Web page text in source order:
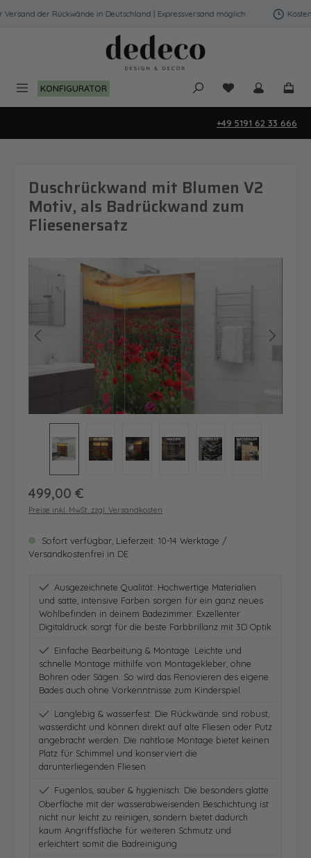
Zum Hauptinhalt springen
der Rückwände in Deutschland | Expressversand möglich
KONFIGURATOR Du hast 0
+49 5191 62 33 666
Duschrückwand mit Blumen V2
Motiv, als Badrückwand zum
Fliesenersatz
Bildergalerie überspringen
Regulärer Preis:
499,00 €
Preise inkl. MwSt. zzgl. Versandkosten
Sofort verfügbar, Lieferzeit: 10-14 Werktage /
Versandkostenfrei in DE
Ausgezeichnete Qualität: Hochwertige Materialien
und satte, intensive Farben sorgen für ein ganz neues
Wohlbefinden in deinem Badezimmer. Exzellenter
Digitaldruck sorgt für die beste Farbbrillanz mit 3D Optik
Einfache Bearbeitung & Montage: Leichte und
schnelle Montage mithilfe von Montagekleber, ohne
Bohren oder Sägen. So wird das Renovieren des eigene
Bades auch ohne Vorkenntnisse zum Kinderspiel.
Langlebig & wasserfest: Die Rückwände sind robust,
wasserdicht und können direkt auf alte Fliesen oder Putz
angebracht werden. Die nahtlose Montage bietet keinen
Platz für Schimmel und konserviert die
darunterliegenden Fliesen
Fugenlos, sauber & hygienisch: Die besonders glatte
Oberfläche mit der wasserabweisenden Beschichtung ist
nicht nur leicht zu reinigen, sondern bietet dadurch
kaum Angriffsfläche für weiteren Schmutz und
erleichtert somit die Badreinigung